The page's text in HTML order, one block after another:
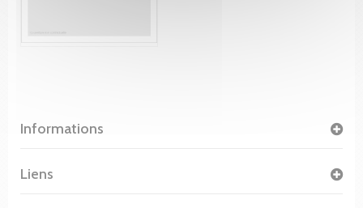
Informations
Liens